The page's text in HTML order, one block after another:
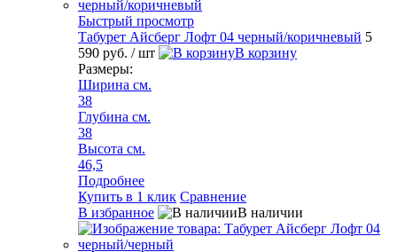
Быстрый просмотр
Табурет Айсберг Лофт 04 черный/коричневый 5
590 руб. / шт
В корзину
Размеры:
Ширина см.
38
Глубина см.
38
Высота см.
46,5
Подробнее
Купить в 1 клик Сравнение
В избранное
В наличии